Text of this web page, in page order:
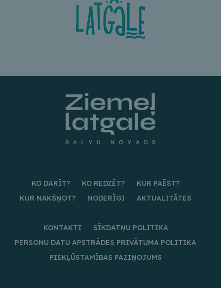
KO DARĪT? KO REDZĒT?
KUR PAĒST?
KUR NAKŠŅOT?
NODERĪGI AKTUALITĀTES
KONTAKTI
SĪKDATŅU POLITIKA
PERSONU DATU APSTRĀDES PRIVĀTUMA POLITIKA
PIEKĻŪSTAMĪBAS PAZIŅOJUMS